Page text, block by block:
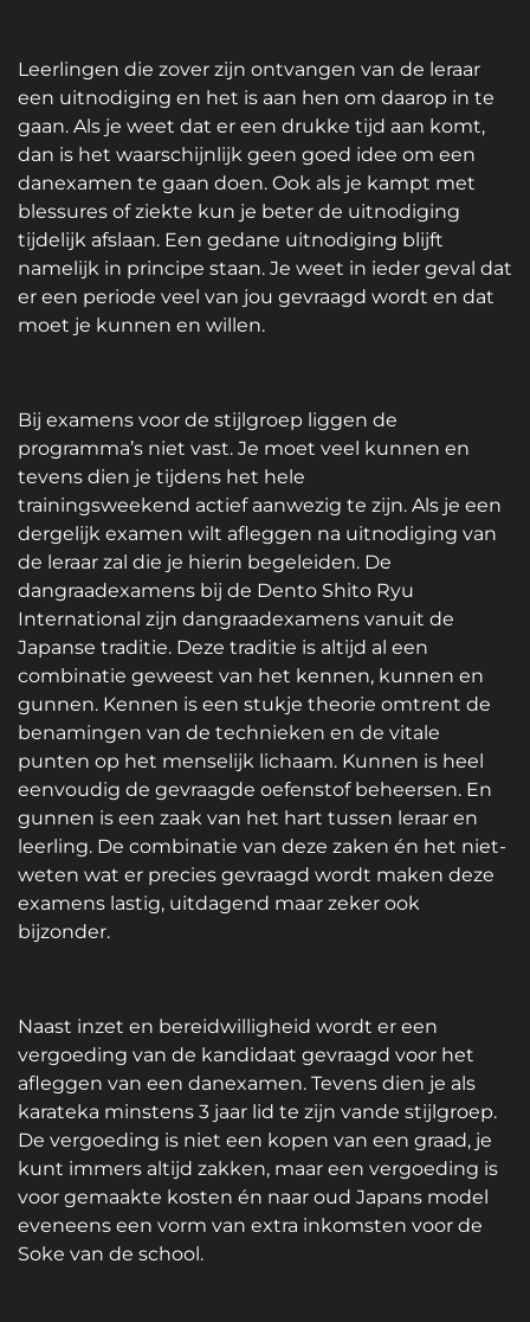
Leerlingen die zover zijn ontvangen van de leraar
een uitnodiging en het is aan hen om daarop in te
gaan. Als je weet dat er een drukke tijd aan komt,
dan is het waarschijnlijk geen goed idee om een
danexamen te gaan doen. Ook als je kampt met
blessures of ziekte kun je beter de uitnodiging
tijdelijk afslaan. Een gedane uitnodiging blijft
namelijk in principe staan. Je weet in ieder geval dat
er een periode veel van jou gevraagd wordt en dat
moet je kunnen en willen.
Bij examens voor de stijlgroep liggen de
programma’s niet vast. Je moet veel kunnen en
tevens dien je tijdens het hele
trainingsweekend actief aanwezig te zijn. Als je een
dergelijk examen wilt afleggen na uitnodiging van
de leraar zal die je hierin begeleiden. De
dangraadexamens bij de Dento Shito Ryu
International zijn dangraadexamens vanuit de
Japanse traditie. Deze traditie is altijd al een
combinatie geweest van het kennen, kunnen en
gunnen. Kennen is een stukje theorie omtrent de
benamingen van de technieken en de vitale
punten op het menselijk lichaam. Kunnen is heel
eenvoudig de gevraagde oefenstof beheersen. En
gunnen is een zaak van het hart tussen leraar en
leerling. De combinatie van deze zaken én het niet-
weten wat er precies gevraagd wordt maken deze
examens lastig, uitdagend maar zeker ook
bijzonder.
Naast inzet en bereidwilligheid wordt er een
vergoeding van de kandidaat gevraagd voor het
afleggen van een danexamen. Tevens dien je als
karateka minstens 3 jaar lid te zijn vande stijlgroep.
De vergoeding is niet een kopen van een graad, je
kunt immers altijd zakken, maar een vergoeding is
voor gemaakte kosten én naar oud Japans model
eveneens een vorm van extra inkomsten voor de
Soke van de school.